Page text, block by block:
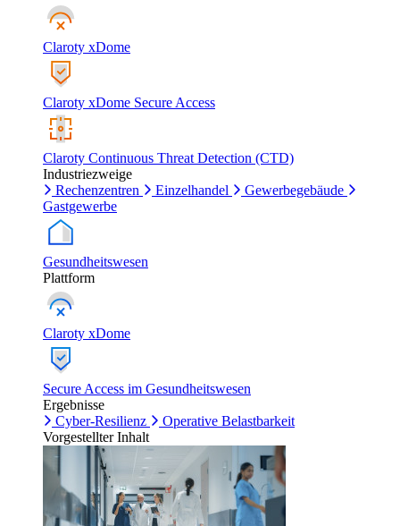
Claroty xDome
Claroty xDome Secure Access
Claroty Continuous Threat Detection (CTD)
Industriezweige
Rechenzentren
Einzelhandel
Gewerbegebäude
Gastgewerbe
Gesundheitswesen
Plattform
Claroty xDome
Secure Access im Gesundheitswesen
Ergebnisse
Cyber-Resilienz
Operative Belastbarkeit
Vorgestellter Inhalt